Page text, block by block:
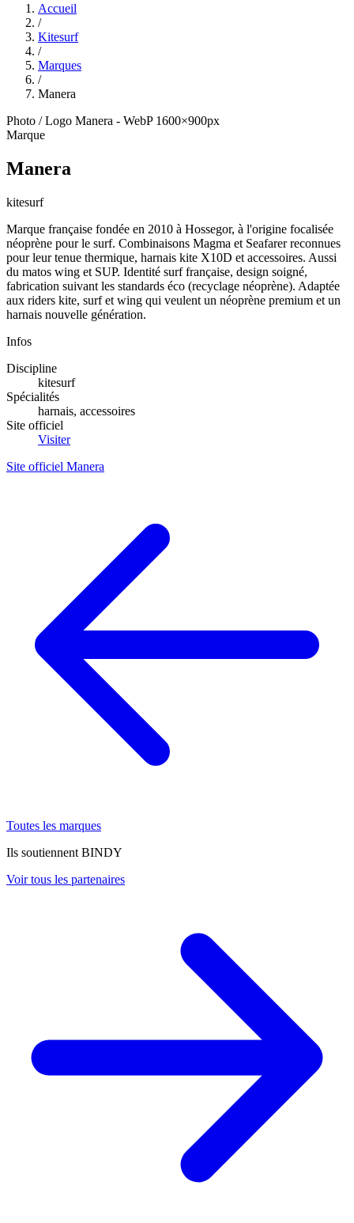
Accueil
/
Kitesurf
/
Marques
/
Manera
Photo / Logo Manera - WebP 1600×900px
Marque
Manera
kitesurf
Marque française fondée en 2010 à Hossegor, à l'origine focalisée
néoprène pour le surf. Combinaisons Magma et Seafarer reconnues
pour leur tenue thermique, harnais kite X10D et accessoires. Aussi
du matos wing et SUP. Identité surf française, design soigné,
fabrication suivant les standards éco (recyclage néoprène). Adaptée
aux riders kite, surf et wing qui veulent un néoprène premium et un
harnais nouvelle génération.
Infos
Discipline
kitesurf
Spécialités
harnais, accessoires
Site officiel
Visiter
Site officiel Manera
Toutes les marques
Ils soutiennent BINDY
Voir tous les partenaires